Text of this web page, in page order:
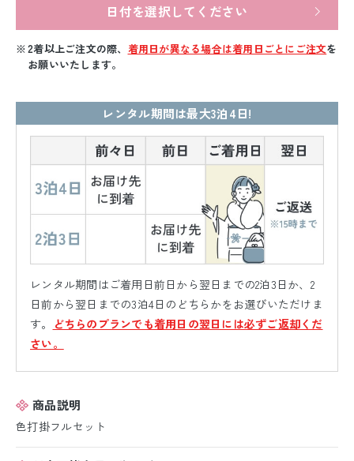
日付を選択してください
2着以上ご注文の際、 着用日が異なる場合は着用日ごとにご注文を
お願いいたします。
レンタル期間は最大3泊4日!
レンタル期間はご着用日前日から翌日までの2泊3日か、2
日前から翌日までの3泊4日のどちらかをお選びいただけま
す。
どちらのプランでも着用日の翌日には必ずご返却くだ
さい。
商品説明
色打掛フルセット